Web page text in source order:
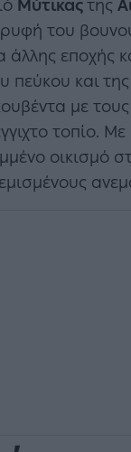
Μύτικαςτης
του
εποχής
πεύκου και
με
τοπίο.
οικισμό